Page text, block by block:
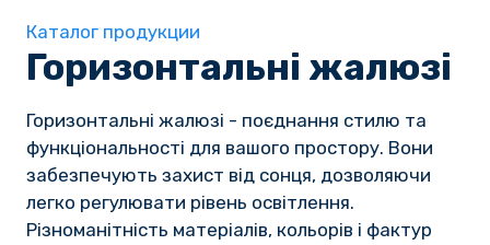
Каталог продукции
Горизонтальні жалюзі
Горизонтальні жалюзі - поєднання стилю та
функціональності для вашого простору. Вони
забезпечують захист від сонця, дозволяючи
легко регулювати рівень освітлення.
Різноманітність матеріалів, кольорів і фактур